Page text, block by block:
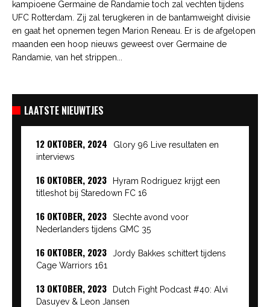
kampioene Germaine de Randamie toch zal vechten tijdens
UFC Rotterdam. Zij zal terugkeren in de bantamweight divisie
en gaat het opnemen tegen Marion Reneau. Er is de afgelopen
maanden een hoop nieuws geweest over Germaine de
Randamie, van het strippen...
LAATSTE NIEUWTJES
12 OKTOBER, 2024
Glory 96 Live resultaten en
interviews
16 OKTOBER, 2023
Hyram Rodriguez krijgt een
titleshot bij Staredown FC 16
16 OKTOBER, 2023
Slechte avond voor
Nederlanders tijdens GMC 35
16 OKTOBER, 2023
Jordy Bakkes schittert tijdens
Cage Warriors 161
13 OKTOBER, 2023
Dutch Fight Podcast #40: Alvi
Dasuyev & Leon Jansen